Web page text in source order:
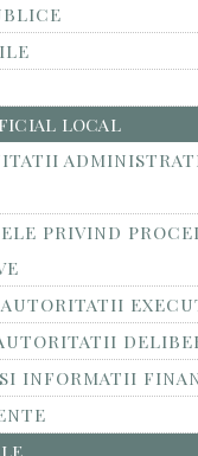
LOCAL
PRIVIND
INFORMATII